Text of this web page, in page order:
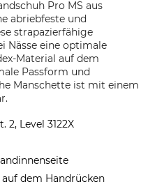
Pro MS aus
abriebfeste und
strapazierfähige
Nässe eine optimale
Material auf dem
Passform und
Manschette ist mit einem
2, Level 3122X
dem Handrücken